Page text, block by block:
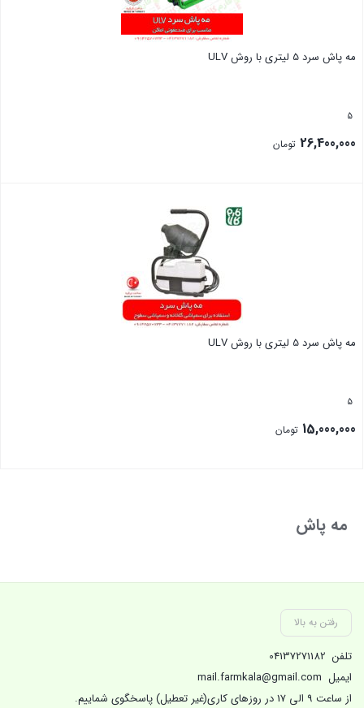
مه پاش سرد 5 لیتری با روش ULV
5
26,400,000 تومان
مه پاش سرد 5 لیتری با روش ULV
5
15,000,000 تومان
مه پاش
رفتن به بالا
تلفن 04137271182
ایمیل mail.farmkala@gmail.com
از ساعت 9 الی 17 در روزهای کاری(غیر تعطیل) پاسخگوی شماییم.